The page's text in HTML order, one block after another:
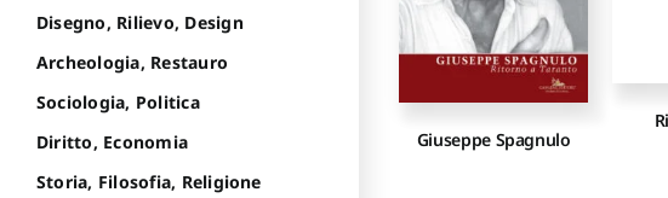
Giuseppe Spagnulo
Disegno, Rilievo, Design
Archeologia, Restauro
Sociologia, Politica
Diritto, Economia
Storia, Filosofia, Religione